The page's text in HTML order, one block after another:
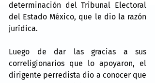
determinación del Tribunal Electoral
del Estado México, que le dio la razón
jurídica.
Luego de dar las gracias a sus
correligionarios que lo apoyaron, el
dirigente perredista dio a conocer que